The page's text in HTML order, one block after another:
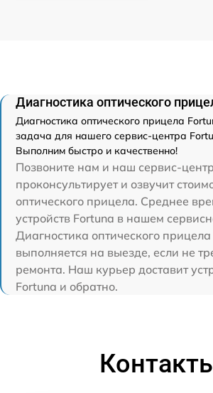
Диагностика оптического
Диагностика оптического прицела
задача для нашего сервис-центра
Выполним быстро и качественно!
Позвоните нам и наш сервис-
проконсультирует и озвучит
оптического прицела. Среднее
устройств Fortuna в нашем
Диагностика оптического
выполняется на выезде, если не
ремонта. Наш курьер доставит
Fortuna и обратно.